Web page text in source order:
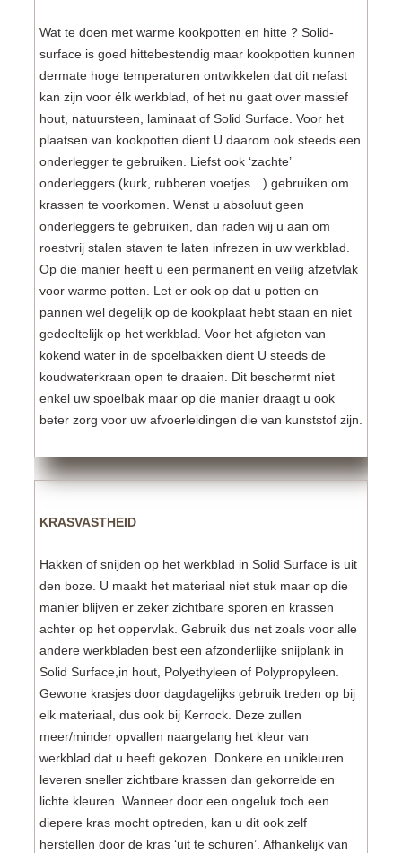
Wat te doen met warme kookpotten en hitte ? Solid-
surface is goed hittebestendig maar kookpotten kunnen
dermate hoge temperaturen ontwikkelen dat dit nefast
kan zijn voor élk werkblad, of het nu gaat over massief
hout, natuursteen, laminaat of Solid Surface. Voor het
plaatsen van kookpotten dient U daarom ook steeds een
onderlegger te gebruiken. Liefst ook ‘zachte’
onderleggers (kurk, rubberen voetjes…) gebruiken om
krassen te voorkomen. Wenst u absoluut geen
onderleggers te gebruiken, dan raden wij u aan om
roestvrij stalen staven te laten infrezen in uw werkblad.
Op die manier heeft u een permanent en veilig afzetvlak
voor warme potten. Let er ook op dat u potten en
pannen wel degelijk op de kookplaat hebt staan en niet
gedeeltelijk op het werkblad. Voor het afgieten van
kokend water in de spoelbakken dient U steeds de
koudwaterkraan open te draaien. Dit beschermt niet
enkel uw spoelbak maar op die manier draagt u ook
beter zorg voor uw afvoerleidingen die van kunststof zijn.
KRASVASTHEID
Hakken of snijden op het werkblad in Solid Surface is uit
den boze. U maakt het materiaal niet stuk maar op die
manier blijven er zeker zichtbare sporen en krassen
achter op het oppervlak. Gebruik dus net zoals voor alle
andere werkbladen best een afzonderlijke snijplank in
Solid Surface,in hout, Polyethyleen of Polypropyleen.
Gewone krasjes door dagdagelijks gebruik treden op bij
elk materiaal, dus ook bij Kerrock. Deze zullen
meer/minder opvallen naargelang het kleur van
werkblad dat u heeft gekozen. Donkere en unikleuren
leveren sneller zichtbare krassen dan gekorrelde en
lichte kleuren. Wanneer door een ongeluk toch een
diepere kras mocht optreden, kan u dit ook zelf
herstellen door de kras ‘uit te schuren’. Afhankelijk van